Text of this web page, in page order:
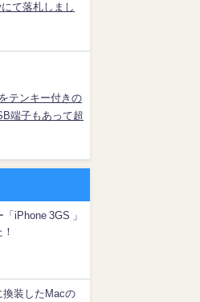
て落札しまし
テンキー付きの
端子もあって超
iPhone 3GS 」
換装したMacの